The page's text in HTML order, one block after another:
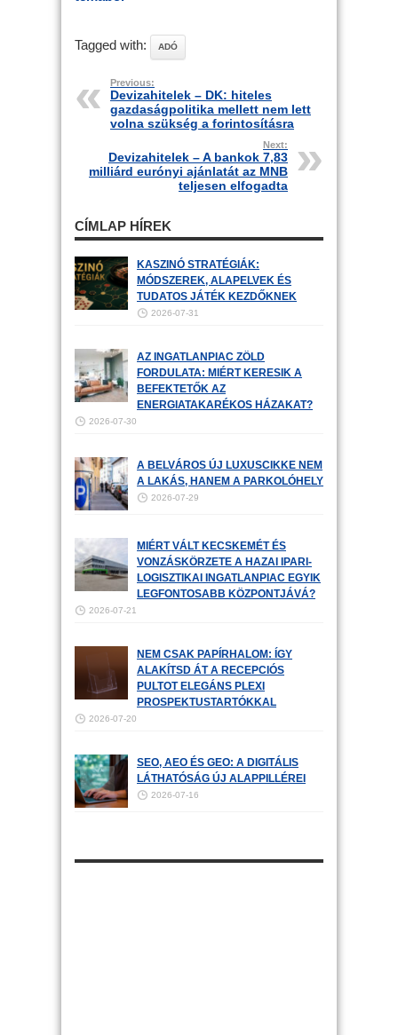
Tagged with: ADÓ
Previous:
Devizahitelek – DK: hiteles
gazdaságpolitika mellett nem lett
volna szükség a forintosításra
Next:
Devizahitelek – A bankok 7,83
milliárd eurónyi ajánlatát az MNB
teljesen elfogadta
CÍMLAP HÍREK
KASZINÓ STRATÉGIÁK:
MÓDSZEREK, ALAPELVEK ÉS
TUDATOS JÁTÉK KEZDŐKNEK
2026-07-31
AZ INGATLANPIAC ZÖLD
FORDULATA: MIÉRT KERESIK A
BEFEKTETŐK AZ
ENERGIATAKARÉKOS HÁZAKAT?
2026-07-30
A BELVÁROS ÚJ LUXUSCIKKE NEM
A LAKÁS, HANEM A PARKOLÓHELY
2026-07-29
MIÉRT VÁLT KECSKEMÉT ÉS
VONZÁSKÖRZETE A HAZAI IPARI-
LOGISZTIKAI INGATLANPIAC EGYIK
LEGFONTOSABB KÖZPONTJÁVÁ?
2026-07-21
NEM CSAK PAPÍRHALOM: ÍGY
ALAKÍTSD ÁT A RECEPCIÓS
PULTOT ELEGÁNS PLEXI
PROSPEKTUSTARTÓKKAL
2026-07-20
SEO, AEO ÉS GEO: A DIGITÁLIS
LÁTHATÓSÁG ÚJ ALAPPILLÉREI
2026-07-16